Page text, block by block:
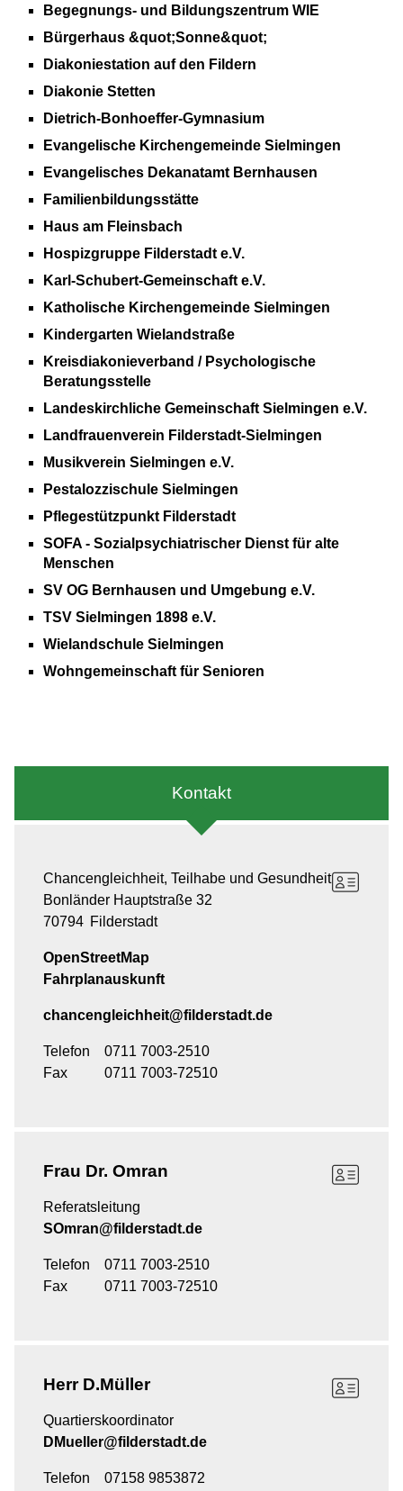
Begegnungs- und Bildungszentrum WIE
Bürgerhaus &quot;Sonne&quot;
Diakoniestation auf den Fildern
Diakonie Stetten
Dietrich-Bonhoeffer-Gymnasium
Evangelische Kirchengemeinde Sielmingen
Evangelisches Dekanatamt Bernhausen
Familienbildungsstätte
Haus am Fleinsbach
Hospizgruppe Filderstadt e.V.
Karl-Schubert-Gemeinschaft e.V.
Katholische Kirchengemeinde Sielmingen
Kindergarten Wielandstraße
Kreisdiakonieverband / Psychologische
Beratungsstelle
Landeskirchliche Gemeinschaft Sielmingen e.V.
Landfrauenverein Filderstadt-Sielmingen
Musikverein Sielmingen e.V.
Pestalozzischule Sielmingen
Pflegestützpunkt Filderstadt
SOFA - Sozialpsychiatrischer Dienst für alte
Menschen
SV OG Bernhausen und Umgebung e.V.
TSV Sielmingen 1898 e.V.
Wielandschule Sielmingen
Wohngemeinschaft für Senioren
Kontakt
Chancengleichheit, Teilhabe und Gesundheit
Bonländer Hauptstraße 32
70794 Filderstadt
OpenStreetMap
Fahrplanauskunft
chancengleichheit@filderstadt.de
Telefon
0711 7003-2510
Fax
0711 7003-72510
Frau Dr. Omran
Referatsleitung
SOmran@filderstadt.de
Telefon
0711 7003-2510
Fax
0711 7003-72510
Herr D.Müller
Quartierskoordinator
DMueller@filderstadt.de
Telefon
07158 9853872